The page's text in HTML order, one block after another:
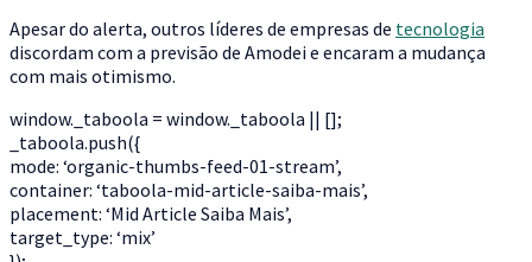
Apesar do alerta, outros líderes de empresas de tecnologia
discordam com a previsão de Amodei e encaram a mudança
com mais otimismo.
window._taboola = window._taboola || [];
_taboola.push({
mode: ‘organic-thumbs-feed-01-stream’,
container: ‘taboola-mid-article-saiba-mais’,
placement: ‘Mid Article Saiba Mais’,
target_type: ‘mix’